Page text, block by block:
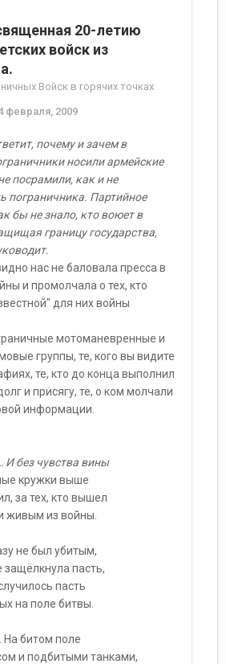
20-летию
войск из
Войск в горячих точках
февраля, 2009
почему и зачем в
носили армейские
посрамили, как и не
пограничника. Партийное
бы не знало, кто воюет в
границу государства,
нас не баловала пресса в
и промолчала о тех, кто
для них войны
мотоманевренные и
группы, те, кого вы видите
те, кто до конца выполнил
и присягу, те, о ком молчали
информации.
И без чувства вины
кружки выше
за тех, кто вышел
живым из войны.
не был убитым,
защёлкнула пасть,
пасть
на поле битвы.
битом поле
и подбитыми танками,